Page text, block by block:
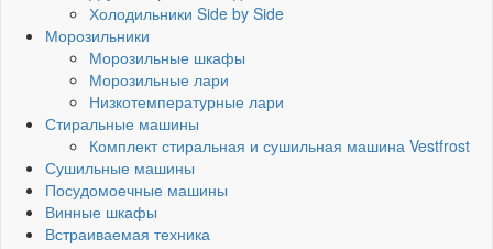
Холодильники Side by Side
Морозильники
Морозильные шкафы
Морозильные лари
Низкотемпературные лари
Стиральные машины
Комплект стиральная и сушильная машина Vestfrost
Сушильные машины
Посудомоечные машины
Винные шкафы
Встраиваемая техника